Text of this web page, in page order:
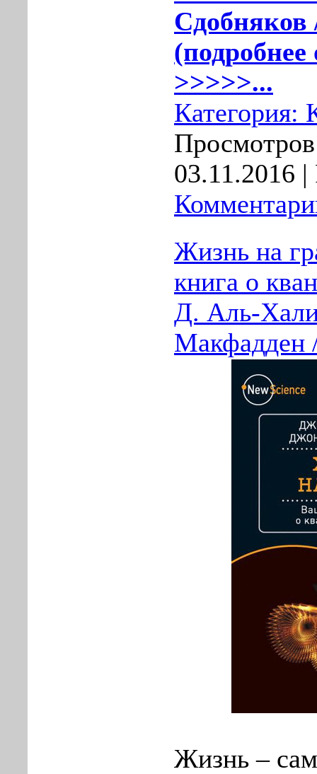
Сдобняков
(подробнее
>>>>>...
Категория:
03.11.2016 |
Жизнь на
книга о
Д. Аль-
Макфадден
Жизнь –